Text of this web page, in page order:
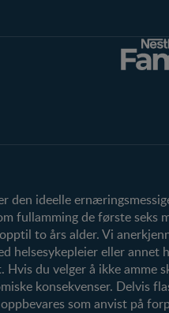
Våre merker
den ideelle
fullamming de første
to års alder. Vi
helsesykepleier eller
Hvis du velger å ikke amme
konsekvenser. Delvis
som anvist på